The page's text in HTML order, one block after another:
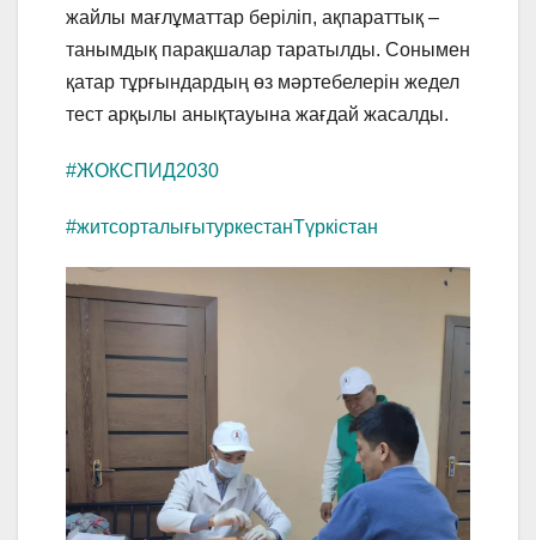
жайлы мағлұматтар беріліп, ақпараттық –
танымдық парақшалар таратылды. Сонымен
қатар тұрғындардың өз мәртебелерін жедел
тест арқылы анықтауына жағдай жасалды.
#ЖОКСПИД2030
#житсорталығытуркестанТүркістан